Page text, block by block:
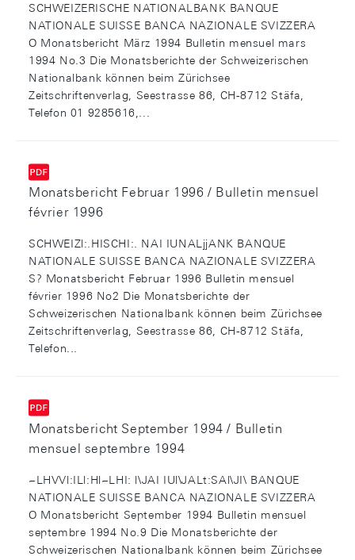
SCHWEIZERISCHE NATIONALBANK BANQUE
NATIONALE SUISSE BANCA NAZIONALE SVIZZERA
O Monatsbericht März 1994 Bulletin mensuel mars
1994 No.3 Die Monatsberichte der Schweizerischen
Nationalbank können beim Zürichsee
Zeitschriftenverlag, Seestrasse 86, CH-8712 Stäfa,
Telefon 01 9285616,...
Monatsbericht Februar 1996 / Bulletin mensuel
février 1996
SCHWEIZl:.HISCHI:. NAI IUNALjjANK BANQUE
NATIONALE SUISSE BANCA NAZIONALE SVIZZERA
S? Monatsbericht Februar 1996 Bulletin mensuel
février 1996 No2 Die Monatsberichte der
Schweizerischen Nationalbank können beim Zürichsee
Zeitschriftenverlag, Seestrasse 86, CH-8712 Stäfa,
Telefon...
Monatsbericht September 1994 / Bulletin
mensuel septembre 1994
~LHVVl:ILl:Hl~LHI: l\JAI IUl\JALt:SAl\JI\ BANQUE
NATIONALE SUISSE BANCA NAZIONALE SVIZZERA
O Monatsbericht September 1994 Bulletin mensuel
septembre 1994 No.9 Die Monatsberichte der
Schweizerischen Nationalbank können beim Zürichsee